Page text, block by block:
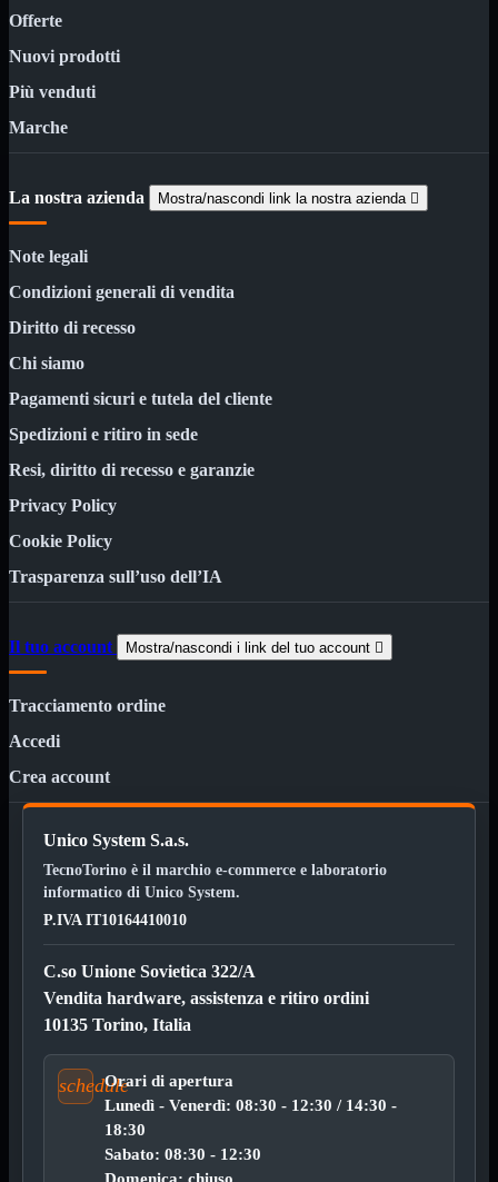
3.0
Type C
Inkjet
BN
CabinetMostra tutti i prodotti
Alimentazione USB
Microfono
Portatili Bluetooth
DissipatoriMostra tutti i prodotti
40x40
70x70
80x80
140x140
Cavi
PCI
DVD-R
DVD+R
Contenitori
Offerte
Nuovi prodotti
Più venduti
Marche
La nostra azienda Mostra/nascondi link la nostra azienda 
Note legali
Condizioni generali di vendita
Diritto di recesso
Chi siamo
Pagamenti sicuri e tutela del cliente
Spedizioni e ritiro in sede
Resi, diritto di recesso e garanzie
Privacy Policy
Cookie Policy
Trasparenza sull’uso dell’IA
Il tuo account Mostra/nascondi i link del tuo account 
Tracciamento ordine
Accedi
Crea account
Unico System S.a.s.
TecnoTorino è il marchio e-commerce e laboratorio
informatico di Unico System.
P.IVA IT10164410010
C.so Unione Sovietica 322/A
Vendita hardware, assistenza e ritiro ordini
10135 Torino, Italia
scheduleOrari di apertura
Lunedì - Venerdì: 08:30 - 12:30 / 14:30 -
18:30
Sabato: 08:30 - 12:30